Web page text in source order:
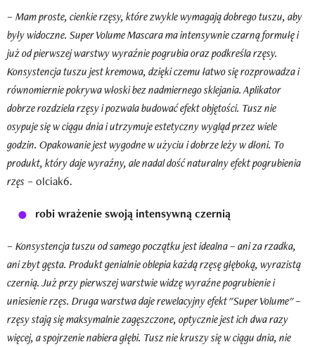
– Mam proste, cienkie rzęsy, które zwykle wymagają dobrego tuszu, aby
były widoczne. Super Volume Mascara ma intensywnie czarną formułę i
już od pierwszej warstwy wyraźnie pogrubia oraz podkreśla rzęsy.
Konsystencja tuszu jest kremowa, dzięki czemu łatwo się rozprowadza i
równomiernie pokrywa włoski bez nadmiernego sklejania. Aplikator
dobrze rozdziela rzęsy i pozwala budować efekt objętości. Tusz nie
osypuje się w ciągu dnia i utrzymuje estetyczny wygląd przez wiele
godzin. Opakowanie jest wygodne w użyciu i dobrze leży w dłoni. To
produkt, który daje wyraźny, ale nadal dość naturalny efekt pogrubienia
rzęs – olciak6.
robi wrażenie swoją intensywną czernią
– Konsystencja tuszu od samego początku jest idealna – ani za rzadka,
ani zbyt gęsta. Produkt genialnie oblepia każdą rzęsę głęboką, wyrazistą
czernią. Już przy pierwszej warstwie widzę wyraźne pogrubienie i
uniesienie rzęs. Druga warstwa daje rewelacyjny efekt "Super Volume" –
rzęsy stają się maksymalnie zagęszczone, optycznie jest ich dwa razy
więcej, a spojrzenie nabiera głębi. Tusz nie kruszy się w ciągu dnia, nie